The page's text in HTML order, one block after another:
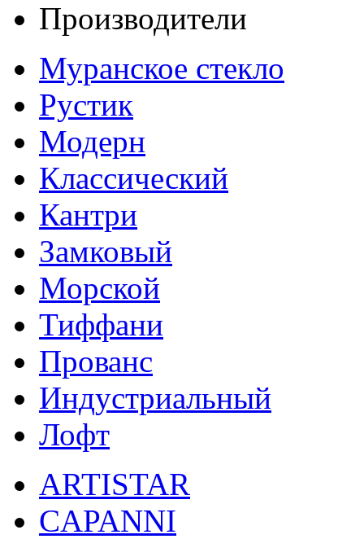
Производители
Муранское стекло
Рустик
Модерн
Классический
Кантри
Замковый
Морской
Тиффани
Прованс
Индустриальный
Лофт
ARTISTAR
CAPANNI